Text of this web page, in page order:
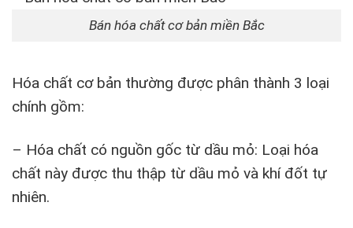
Bán hóa chất cơ bản miền Bắc
Hóa chất cơ bản thường được phân thành 3 loại
chính gồm:
– Hóa chất có nguồn gốc từ dầu mỏ: Loại hóa
chất này được thu thập từ dầu mỏ và khí đốt tự
nhiên.